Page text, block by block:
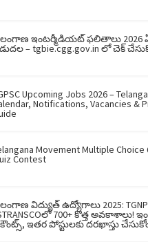
ఇంటర్మీడియట్ ఫలితాలు 2026
– tgbie.cgg.gov.in లో చెక్
Upcoming Jobs 2026 –
Notifications, Vacancies &
Movement Multiple
Contest
విద్యుత్ ఉద్యోగాలు 2025:
700+ కొత్త అవకాశాలు!
ఇతర పోస్టులకు దరఖాస్తు